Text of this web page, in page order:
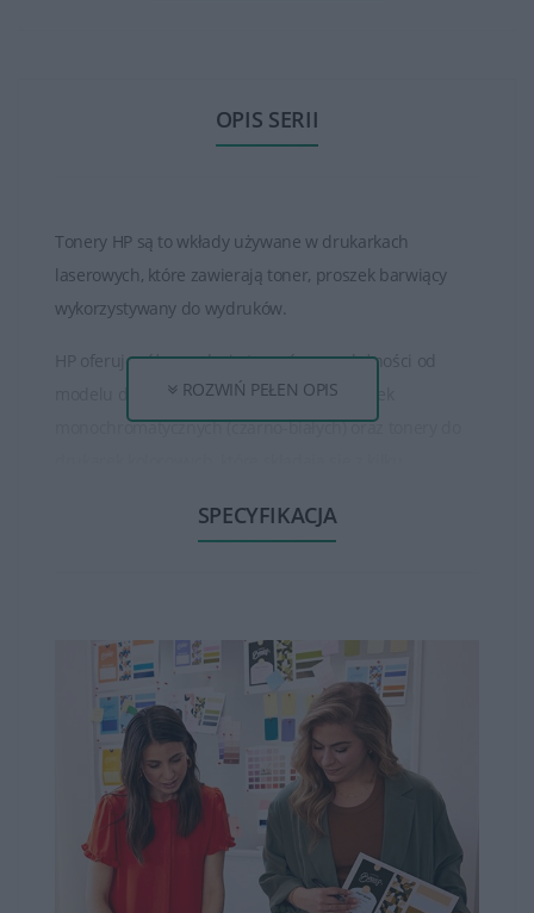
OPIS SERII
Tonery HP są to wkłady używane w drukarkach
laserowych, które zawierają toner, proszek barwiący
wykorzystywany do wydruków.
HP oferuje różne rodzaje tonerów, w zależności od
modelu drukarki. Istnieją tonery do drukarek
monochromatycznych (czarno-białych) oraz tonery do
Tonery HP są dostępne w różnych pojemnościach, od
standardowe, co jest korzystne dla osób, które drukują
dużo dokumentów.
Tonery HP zapewniają wysoką jakość wydruku, oferując
ostre, wyraźne teksty oraz wysokiej jakości obrazy czy
grafiki. Są one opracowane w taki sposób, aby zapewnić
spójność i trwałość wydruków.
Tonery HP są zazwyczaj łatwe w instalacji. Producent
ROZWIŃ PEŁEN OPIS
SPECYFIKACJA